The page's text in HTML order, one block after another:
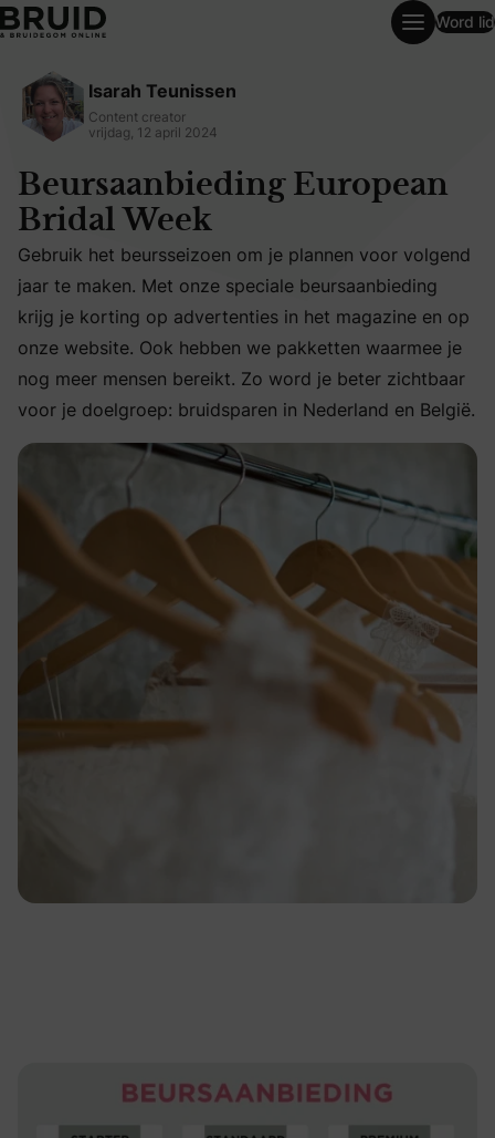
Word lid
Isarah Teunissen
Content creator
vrijdag, 12 april 2024
Beursaanbieding European
Bridal Week
Gebruik het beursseizoen om je plannen voor volgend
Gebruik het beursseizoen om je plannen voor volgend
jaar te maken. Met onze speciale beursaanbieding
krijg je korting op advertenties in het magazine en op
onze website. Ook hebben we pakketten waarmee je
nog meer mensen bereikt. Zo word je beter zichtbaar
voor je doelgroep: bruidsparen in Nederland en België.